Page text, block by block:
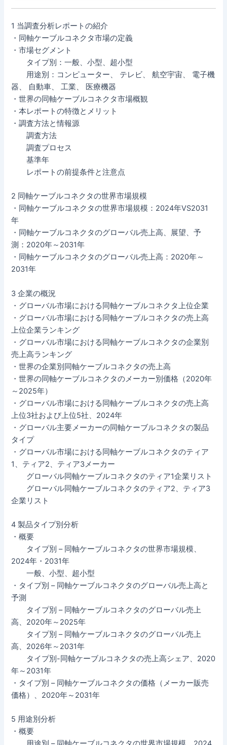
1 当調査分析レポートの紹介
・同軸ケーブルコネクタ市場の定義
・市場セグメント
タイプ別：一般、小型、超小型
用途別：コンピューター、 テレビ、 航空宇宙、 電子機
器、 自動車、 工業、 医療機器
・世界の同軸ケーブルコネクタ市場概観
・本レポートの特徴とメリット
・調査方法と情報源
調査方法
調査プロセス
基準年
レポートの前提条件と注意点
2 同軸ケーブルコネクタの世界市場規模
・同軸ケーブルコネクタの世界市場規模：2024年VS2031
年
・同軸ケーブルコネクタのグローバル売上高、展望、予
測：2020年～2031年
・同軸ケーブルコネクタのグローバル売上高：2020年～
2031年
3 企業の概況
・グローバル市場における同軸ケーブルコネクタ上位企業
・グローバル市場における同軸ケーブルコネクタの売上高
上位企業ランキング
・グローバル市場における同軸ケーブルコネクタの企業別
売上高ランキング
・世界の企業別同軸ケーブルコネクタの売上高
・世界の同軸ケーブルコネクタのメーカー別価格（2020年
～2025年）
・グローバル市場における同軸ケーブルコネクタの売上高
上位3社および上位5社、2024年
・グローバル主要メーカーの同軸ケーブルコネクタの製品
タイプ
・グローバル市場における同軸ケーブルコネクタのティア
1、ティア2、ティア3メーカー
グローバル同軸ケーブルコネクタのティア1企業リスト
グローバル同軸ケーブルコネクタのティア2、ティア3
企業リスト
4 製品タイプ別分析
・概要
タイプ別 – 同軸ケーブルコネクタの世界市場規模、
2024年・2031年
一般、小型、超小型
・タイプ別 – 同軸ケーブルコネクタのグローバル売上高と
予測
タイプ別 – 同軸ケーブルコネクタのグローバル売上
高、2020年～2025年
タイプ別 – 同軸ケーブルコネクタのグローバル売上
高、2026年～2031年
タイプ別-同軸ケーブルコネクタの売上高シェア、2020
年～2031年
・タイプ別 – 同軸ケーブルコネクタの価格（メーカー販売
価格）、2020年～2031年
5 用途別分析
・概要